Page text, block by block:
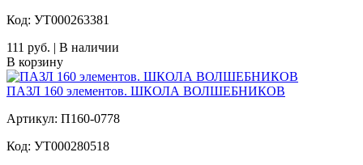
Код: УТ000263381
111 руб. | В наличии
В корзину
ПАЗЛ 160 элементов. ШКОЛА ВОЛШЕБНИКОВ
Артикул: П160-0778
Код: УТ000280518